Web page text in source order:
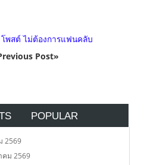
โพสต์ ไม่ต้องการแฟนคลับ
Post»
POPULAR
2569
คม 2569